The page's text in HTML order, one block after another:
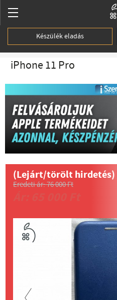
Készülék eladás
iPhone 11 Pro
(Lejárt/törölt hirdetés)
Eredeti ár: 76 000 Ft